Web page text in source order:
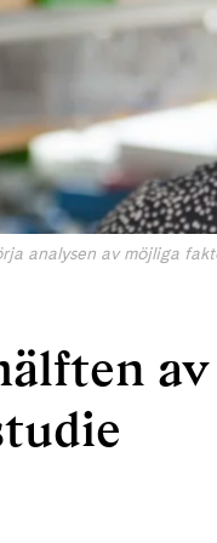
analysen av möjliga